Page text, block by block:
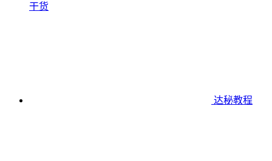
干货
达秘教程